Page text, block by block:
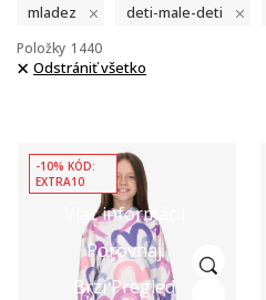
mladez deti-male-deti
1440
Položky
Odstrániť všetko
Viac informácií
Porovnaj
Brzi Pregled
-10% KÓD:
EXTRA10